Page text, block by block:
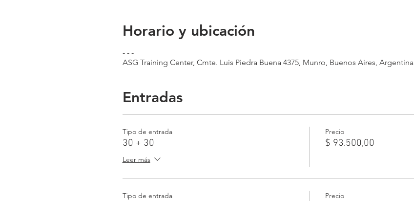
Horario y ubicación
- - -
ASG Training Center, Cmte. Luis Piedra Buena 4375, Munro, Buenos Aires, Argentina
Entradas
Tipo de entrada
30 + 30
Leer más
Precio
$ 93.500,00
Tipo de entrada Precio